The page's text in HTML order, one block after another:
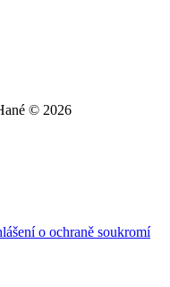
© 2026
o ochraně soukromí